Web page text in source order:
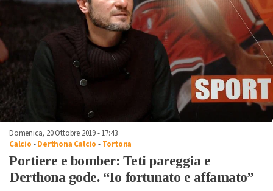
Domenica, 20 Ottobre 2019 - 17:43
Calcio -Derthona Calcio - Tortona
Portiere e bomber: Teti pareggia e
Derthona gode. “Io fortunato e affamato”